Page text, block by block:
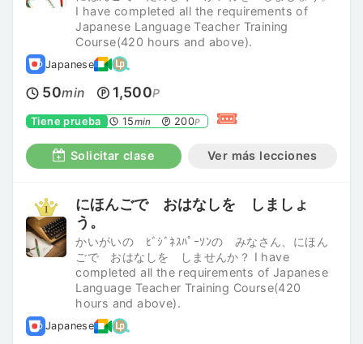
I have completed all the requirements of
Japanese Language Teacher Training
Course(420 hours and above).
Japanese
50min 1,500P
Tiene prueba 15min 200P
Solicitar clase Ver más lecciones
にほんごで おはなしを しましょ
う。
かいがいの ﾋﾞｼﾞﾈｽﾊﾟｰｿﾝの みなさん、にほん
ごで おはなしを しませんか？ I have
completed all the requirements of Japanese
Language Teacher Training Course(420
hours and above).
Japanese